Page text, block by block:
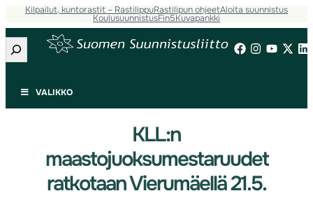
Kilpailut, kuntorastit – RastilippuRastilipun ohjeetAloita suunnistus
KoulusuunnistusFin5Kuvapankki
Etsi
VALIKKO
KLL:n
maastojuoksumestaruudet
ratkotaan Vierumäellä 21.5.